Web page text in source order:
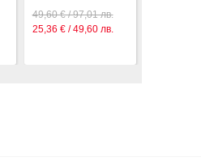
49,60 € / 97,01 лв.
25,36 € / 49,60 лв.